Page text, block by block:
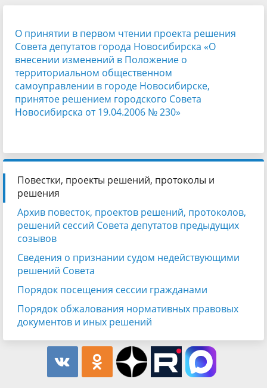
О принятии в первом чтении проекта решения
Совета депутатов города Новосибирска «О
внесении изменений в Положение о
территориальном общественном
самоуправлении в городе Новосибирске,
принятое решением городского Совета
Новосибирска от 19.04.2006 № 230»
Повестки, проекты решений, протоколы и
решения
Архив повесток, проектов решений, протоколов,
решений сессий Совета депутатов предыдущих
созывов
Сведения о признании судом недействующими
решений Совета
Порядок посещения сессии гражданами
Порядок обжалования нормативных правовых
документов и иных решений